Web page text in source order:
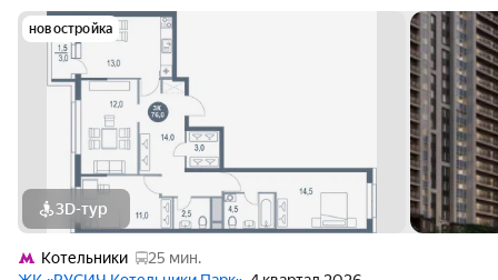
новостройка
3D-тур
Котельники
25 мин.